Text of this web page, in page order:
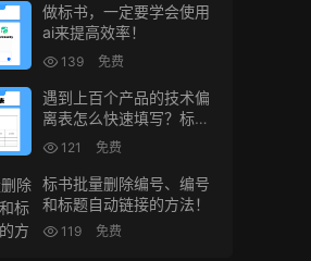
做标书，一定要学会使用
ai来提高效率！
139 免费
遇到上百个产品的技术偏
离表怎么快速填写？标书
制作技巧！
121 免费
标书批量删除编号、编号
和标题自动链接的方法！
119 免费